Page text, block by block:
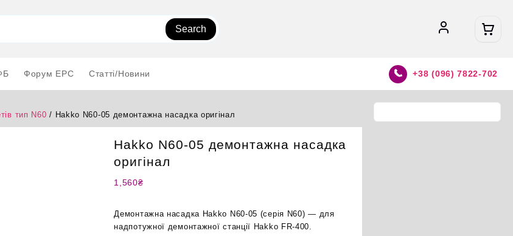
Search
Форум EPC Статті/Новини +38 (096) 7822-702
тип N60 / Hakko N60-05 демонтажна насадка оригінал
Hakko N60-05 демонтажна насадка
оригінал
1,560₴
Демонтажна насадка Hakko N60-05 (серія N60) — для
надпотужної демонтажної станції Hakko FR-400.